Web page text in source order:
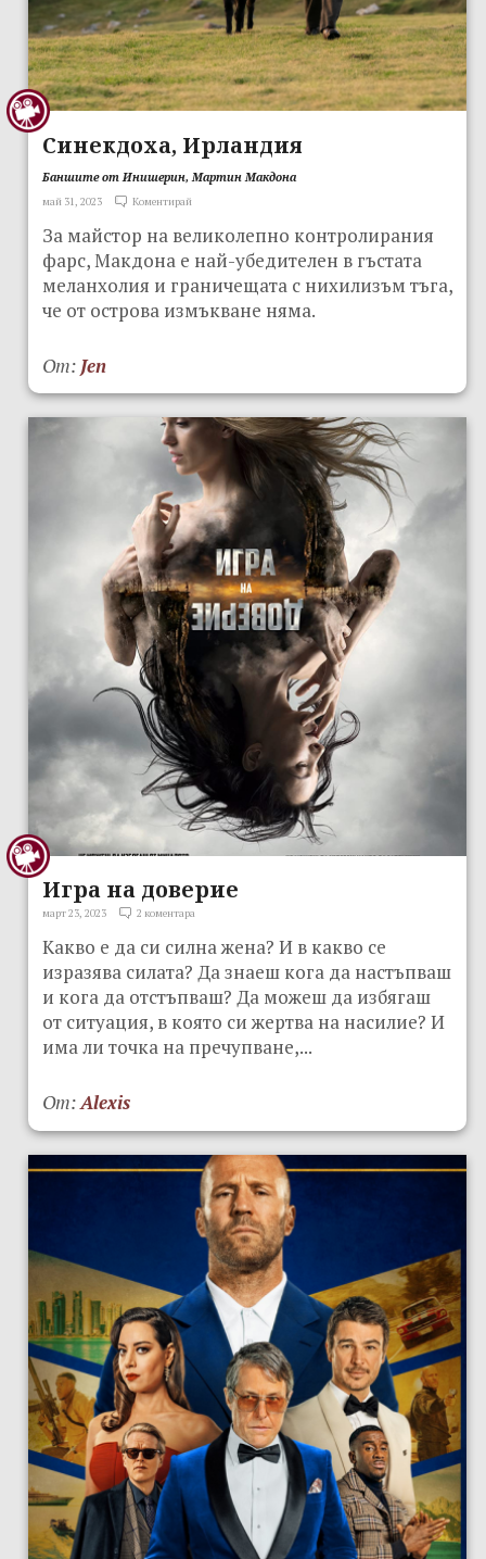
Синекдоха, Ирландия
Баншите от Инишерин, Мартин Макдона
май 31, 2023 Коментирай
За майстор на великолепно контролирания
фарс, Макдона е най-убедителен в гъстата
меланхолия и граничещата с нихилизъм тъга,
че от острова измъкване няма.
От: Jen
Игра на доверие
март 23, 2023 2 коментара
Какво е да си силна жена? И в какво се
изразява силата? Да знаеш кога да настъпваш
и кога да отстъпваш? Да можеш да избягаш
от ситуация, в която си жертва на насилие? И
има ли точка на пречупване,...
От:Alexis